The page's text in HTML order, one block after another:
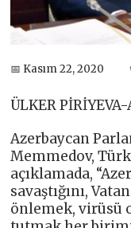
📅 Kasım 22, 2020
ÜLKER
Azerbaycan
Memmedov,
açıklamada,
savaştığını,
önlemek, virüsü